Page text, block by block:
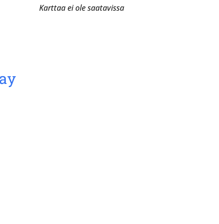
Karttaa ei ole saatavissa